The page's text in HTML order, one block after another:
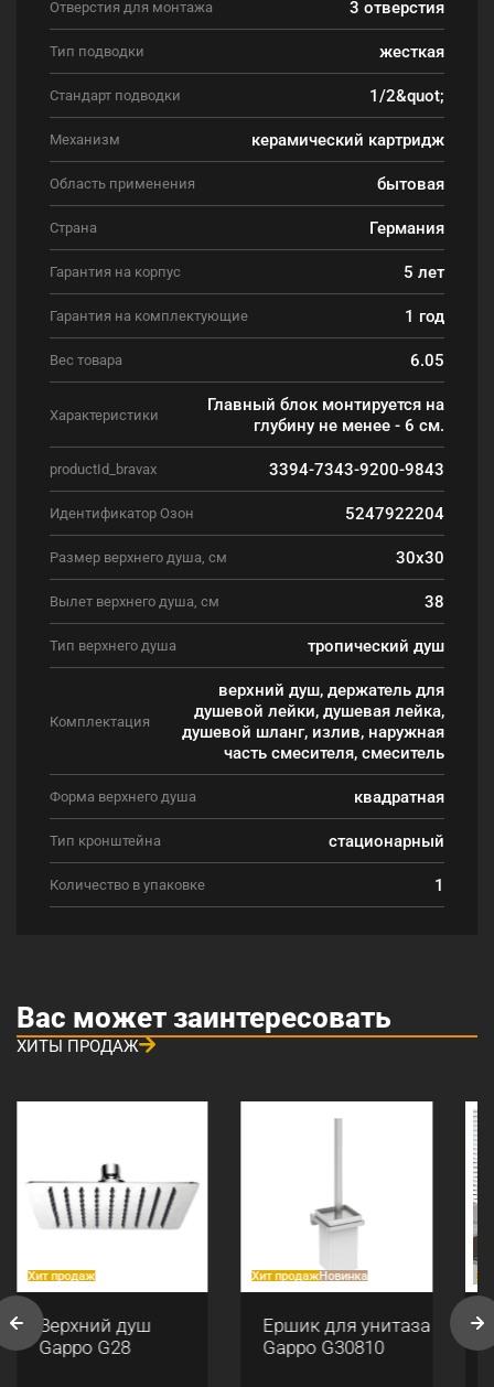
Отверстия для монтажа 3 отверстия
Тип подводки жесткая
Стандарт подводки 1/2&quot;
Механизм керамический картридж
Область применения бытовая
Страна Германия
Гарантия на корпус 5 лет
Гарантия на комплектующие 1 год
Вес товара 6.05
Характеристики
Главный блок монтируется на
глубину не менее - 6 см.
productId_bravax 3394-7343-9200-9843
Идентификатор Озон 5247922204
Размер верхнего душа, см 30x30
Вылет верхнего душа, см 38
Тип верхнего душа тропический душ
Комплектация
верхний душ, держатель для
душевой лейки, душевая лейка,
душевой шланг, излив, наружная
часть смесителя, смеситель
Форма верхнего душа квадратная
Тип кронштейна стационарный
Количество в упаковке 1
Вас может заинтересовать
ХИТЫ ПРОДАЖ
Хит продаж
Верхний душ
Gappo G28
Хит продажНовинка
Ершик для унитаза
Gappo G30810